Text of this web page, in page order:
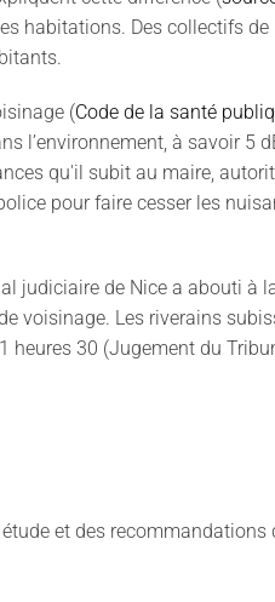
habitations. Des collectifs de
(Code de la santé
l’environnement, à savoir 5
qu'il subit au maire,
pour faire cesser les
judiciaire de Nice a abouti à
voisinage. Les riverains
heures 30 (Jugement du
et des